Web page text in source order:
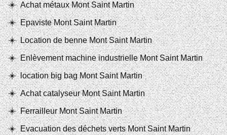
Achat métaux Mont Saint Martin
Epaviste Mont Saint Martin
Location de benne Mont Saint Martin
Enlèvement machine industrielle Mont Saint Martin
location big bag Mont Saint Martin
Achat catalyseur Mont Saint Martin
Ferrailleur Mont Saint Martin
Evacuation des déchets verts Mont Saint Martin